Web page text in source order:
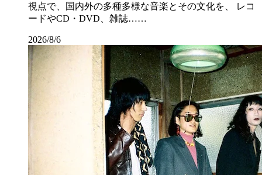
視点で、国内外の多種多様な音楽とその文化を、 レコ
ードやCD・DVD、雑誌……
2026/8/6